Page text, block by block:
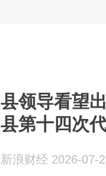
县领导看望
县第十四次
新浪财经 2026-07-